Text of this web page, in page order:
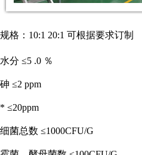
规格： 10:1 20:1 可根据要求订制
水分 ≤5 .0 ％
砷 ≤2 ppm
* ≤20ppm
细菌总数 ≤1000CFU/G